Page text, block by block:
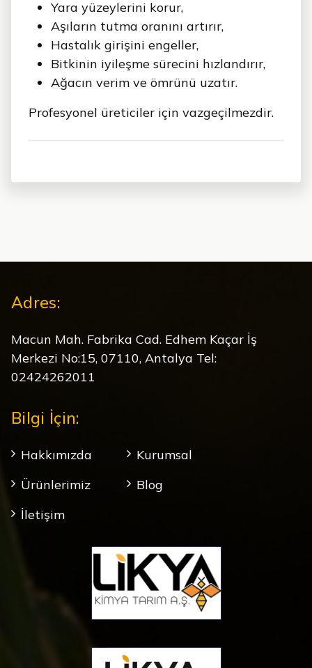
Yara yüzeylerini korur,
Aşıların tutma oranını artırır,
Hastalık girişini engeller,
Bitkinin iyileşme sürecini hızlandırır,
Ağacın verim ve ömrünü uzatır.
Profesyonel üreticiler için vazgeçilmezdir.
Adres:
Macun Mah. Fabrika Cad. Edhem Kaçar İş
Merkezi No:15, 07110, Antalya Tel:
02424262011
Bilgi İçin:
Hakkımızda
Kurumsal
Ürünlerimiz
Blog
İletişim